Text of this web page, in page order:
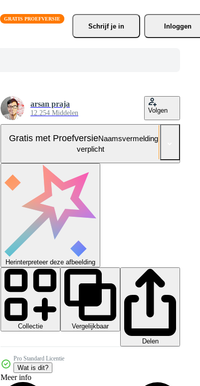
Schrijf je in Inloggen
arsan praja
12.254 Middelen Volgen
Gratis met ProefversieNaamsvermelding niet
verplicht
Herinterpreteer deze afbeelding
Collectie
Vergelijkbaar
Delen
Pro Standard Licentie
Wat is dit?
Meer info